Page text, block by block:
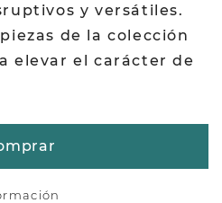
y versátiles.
de la colección
elevar el carácter de